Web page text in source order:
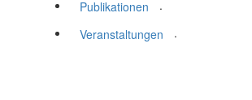
Publikationen
.
Veranstaltungen
.